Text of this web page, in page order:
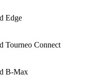
Edge
Tourneo Connect
B-Max